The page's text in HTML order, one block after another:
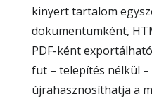
kinyert tartalom
dokumentumként,
PDF-ként
fut – telepítés nélkül
újrahasznosíthatja a